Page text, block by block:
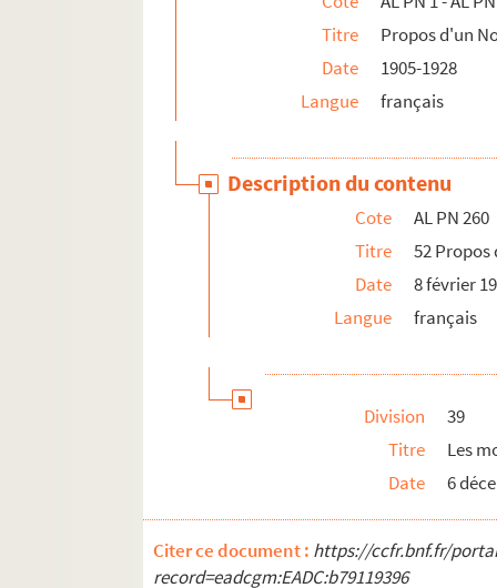
Titre
Propos d'un
Date
1905-1928
Langue
français
Description du contenu
Cote
AL PN 260
Titre
52
Date
8 février
Langue
français
Division
39
Titre
Les
Date
6
Citer ce document : https://ccfr.bnf.fr/
record=eadcgm:EADC:b79119396